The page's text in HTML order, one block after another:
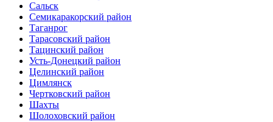
Сальск
Семикаракорский район
Таганрог
Тарасовский район
Тацинский район
Усть-Донецкий район
Целинский район
Цимлянск
Чертковский район
Шахты
Шолоховский район